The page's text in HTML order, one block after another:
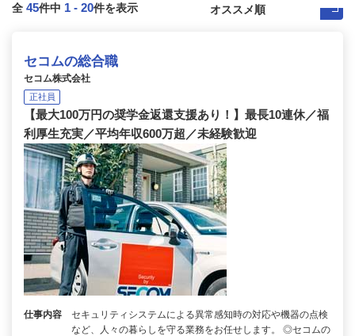
全 45件中 1 - 20件を表示
セコムの総合職
セコム株式会社
正社員
【最大100万円の奨学金返還支援あり！】最長10連休／福
利厚生充実／平均年収600万超／未経験歓迎
仕事内容
セキュリティシステムによる異常感知時の対応や機器の点検
など、人々の暮らしを守る業務をお任せします。 ◎セコムの